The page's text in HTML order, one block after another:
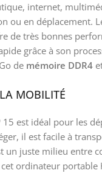
internet,
ou en déplacement.
de très bonnes
grâce à son
de mémoire DDR4
MOBILITÉ
15 est idéal pour les
il est facile à
un juste milieu entre
ordinateur portable